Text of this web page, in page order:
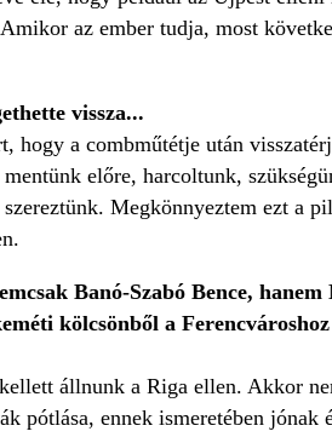
az ember tudja, most
vissza...
hogy a comb­műtétje után
előre, harcoltunk,
Megkönnyeztem ezt a
Banó-Szabó Bence,
kölcsönből a
állnunk a Riga ellen. Akkor
pótlása, ennek ismeretében jónak